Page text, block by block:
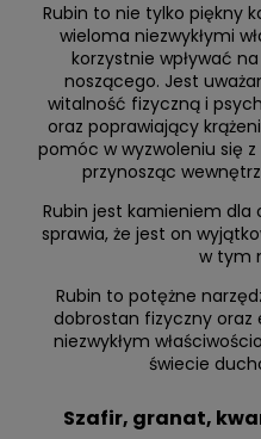
Rubin to nie tylko piękny
wieloma niezwykłymi
korzystnie wpływać
noszącego. Jest
witalność fizyczną i
oraz poprawiający
pomóc w wyzwoleniu się
przynosząc
Rubin jest kamieniem dla
sprawia, że jest on
w tym
Rubin to potężne
dobrostan fizyczny oraz
niezwykłym
świecie
Szafir, granat,